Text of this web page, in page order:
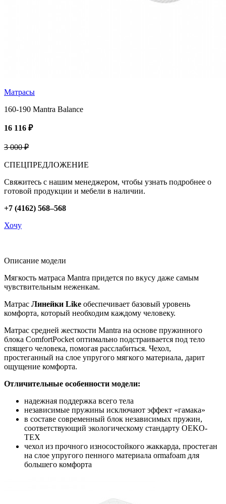
Матрасы
160-190 Mantra Balance
16 116 ₽
3 000 ₽
СПЕЦПРЕДЛОЖЕНИЕ
Свяжитесь с нашим менеджером, чтобы узнать подробнее о
готовой продукции и мебели в наличии.
+7 (4162) 568–568
Хочу
Описание модели
Мягкость матраса Mantra придется по вкусу даже самым
чувствительным неженкам.
Матрас Линейки Like обеспечивает базовый уровень
комфорта, который необходим каждому человеку.
Матрас средней жесткости Mantra на основе пружинного
блока ComfortPocket оптимально подстраивается под тело
спящего человека, помогая расслабиться. Чехол,
простеганный на слое упругого мягкого материала, дарит
ощущение комфорта.
Отличительные особенности модели:
надежная поддержка всего тела
независимые пружины исключают эффект «гамака»
в составе современный блок независимых пружин,
соответствующий экологическому стандарту OEKO-
TEX
чехол из прочного износостойкого жаккарда, простеган
на слое упругого пенного материала ormafoam для
большего комфорта